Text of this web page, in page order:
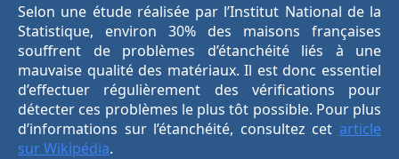
Selon une étude réalisée par l’Institut National de la
Statistique, environ 30% des maisons françaises
souffrent de problèmes d’étanchéité liés à une
mauvaise qualité des matériaux. Il est donc essentiel
d’effectuer régulièrement des vérifications pour
détecter ces problèmes le plus tôt possible. Pour plus
d’informations sur l’étanchéité, consultez cet article
sur Wikipédia.